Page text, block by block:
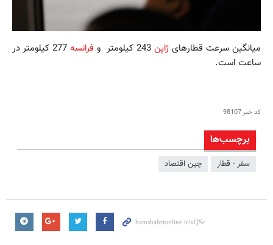
میانگین سرعت قطارهای ژاپن فرانسه
277 کیلومتر در
ساعت است.
کد خبر98107
برچسب‌ها
سفر - قطار چین اقتصاد